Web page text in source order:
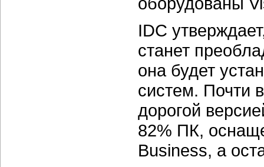
IDC
станет
она будет
систем. Почти
дорогой
82% ПК,
Business, а